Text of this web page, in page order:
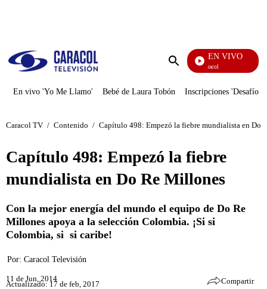
Enviar
EN VIVO
Noticias Caracol
En vivo 'Yo Me Llamo' Bebé de Laura Tobón Inscripciones 'Desafío'
Caracol TV / Contenido / Capítulo 498: Empezó la fiebre mundialista en Do
Capítulo 498: Empezó la fiebre
mundialista en Do Re Millones
Con la mejor energía del mundo el equipo de Do Re
Millones apoya a la selección Colombia. ¡Si si
Colombia, si si caribe!
Por: Caracol Televisión
11 de Jun, 2014
Actualizado: 17 de feb, 2017 Compartir